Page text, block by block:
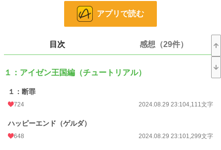
初回公開日時 2024.08.29 23:10
月間ポイント
年間ポイント 108,089 pt (5,588 位)
累計ポイント
アプリで読む
目次 感想（29件）
１：アイゼン王国編（チュートリアル）
１：断罪
724 2024.08.29 23:104,111文字
ハッピーエンド（ゲルダ）
648 2024.08.29 23:101,299文字